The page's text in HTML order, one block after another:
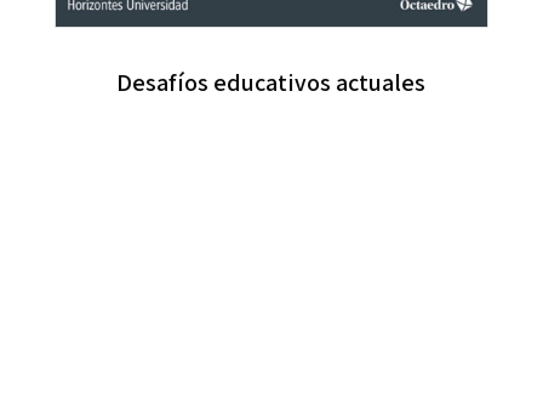
Desafíos educativos actuales